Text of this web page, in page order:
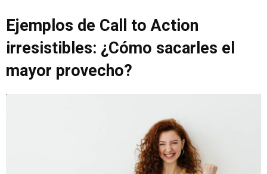
Ejemplos de Call to Action
irresistibles: ¿Cómo sacarles el
mayor provecho?